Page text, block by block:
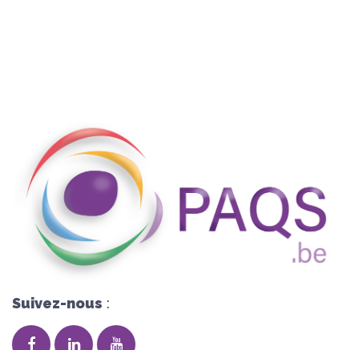
Suivez-nous :